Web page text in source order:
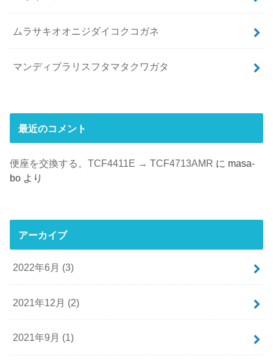
ムラサキオオニジダイコクコガネ
マンディブラリスフタマタクワガタ
最近のコメント
便座を交換する。TCF4411E → TCF4713AMR に masa-
bo より
アーカイブ
2022年6月 (3)
2021年12月 (2)
2021年9月 (1)